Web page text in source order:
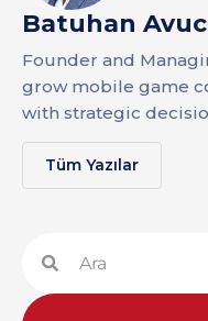
Batuhan
Founder and
grow mobile game
with strategic
Tüm Yazılar